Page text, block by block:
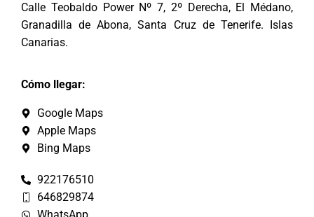
Calle Teobaldo Power Nº 7, 2º Derecha, El Médano,
Granadilla de Abona, Santa Cruz de Tenerife. Islas
Canarias.
Cómo llegar:
Google Maps
Apple Maps
Bing Maps
922176510
646829874